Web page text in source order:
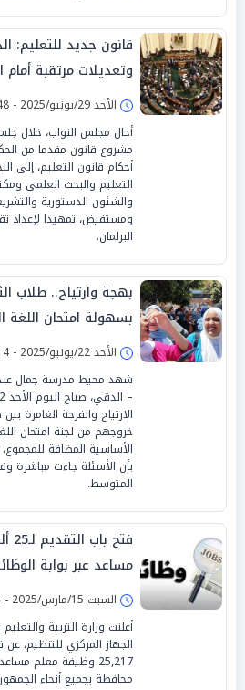
قانون جديد للتعليم:
وتعديلات مرتقبة أمام
الأحد 29/يونيو/2025 - 09:48 م
أحال مجلس النواب، خلال
مشروع قانون مقدما من
أحكام قانون التعليم، إلى
التعليم والبحث العلمى
والشئون الدستورية
ومستفيض، تمهيدا لإعداد
البرلمان.
بهجة وارتياح.. طلاب
بسهولة امتحان اللغة
الأحد 22/يونيو/2025 - 01:14 م
شهد محيط مدرسة جمال عبد
الارتياح والفرحة الغامرة
خروجهم من لجنة امتحان
الأساسية المضافة
بأن الأسئلة جاءت مباشرة
المتوسط.
مساعد عبر بوابة
السبت 15/مارس/2025 - 12:03 ص
أعلنت وزارة التربية
الجهاز المركزي للتنظيم،
محافظة بجميع أنحاء